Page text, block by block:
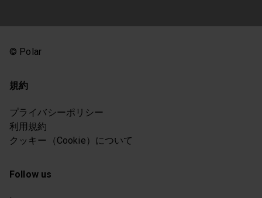
© Polar
規約
プライバシーポリシー
利用規約
クッキー（Cookie）について
Follow us